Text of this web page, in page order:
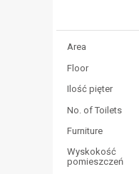
Area
Floor
Ilość pięter
No. of Toilets
Furniture
Wyskokość
pomieszczeń